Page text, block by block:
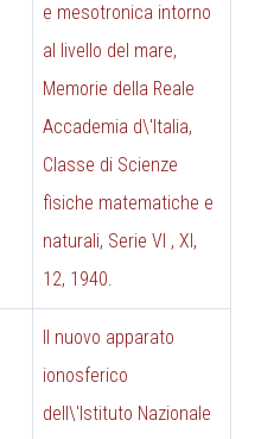
e mesotronica intorno
al livello del mare,
Memorie della Reale
Accademia d\'Italia,
Classe di Scienze
fìsiche matematiche e
naturali, Serie VI , XI,
12, 1940.
Il nuovo apparato
ionosferico
dell\'Istituto Nazionale